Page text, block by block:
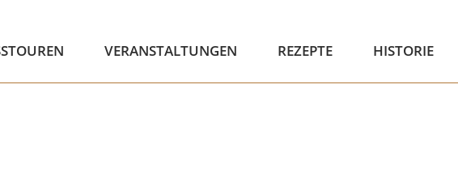
VERANSTALTUNGEN REZEPTE HISTORIE